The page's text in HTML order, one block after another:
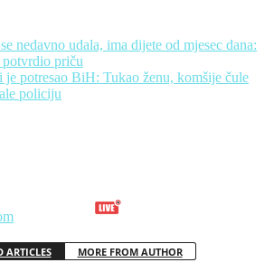
nedavno udala, ima dijete od mjesec dana:
potvrdio priču
je potresao BiH: Tukao ženu, komšije čule
policiju
ARTICLES MORE FROM AUTHOR